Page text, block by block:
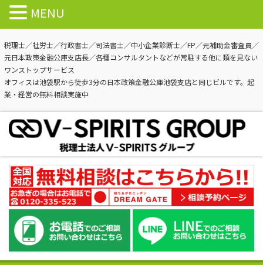
税理士／社労士／行政書士／司法書士／中小企業診断士／FP／元補助金審査員／
元日本政策金融公庫支店長／各種コンサルタントなどが常駐する他に類を見ない
ワンストップサービス
オフィスは池袋駅から徒歩3分の日本政策金融公庫池袋支店と同じビルです。起
業・経営の無料相談実施中
MENU